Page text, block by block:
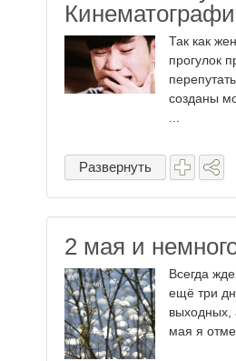
Так как
прогулок
созданы
Развернуть
2 мая и
Всегда
ещё три
выходных,
мая я